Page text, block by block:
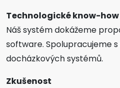
Technologické know-how
Náš systém dokážeme
software. Spolupracujeme
docházkových systémů.
Zkušenost